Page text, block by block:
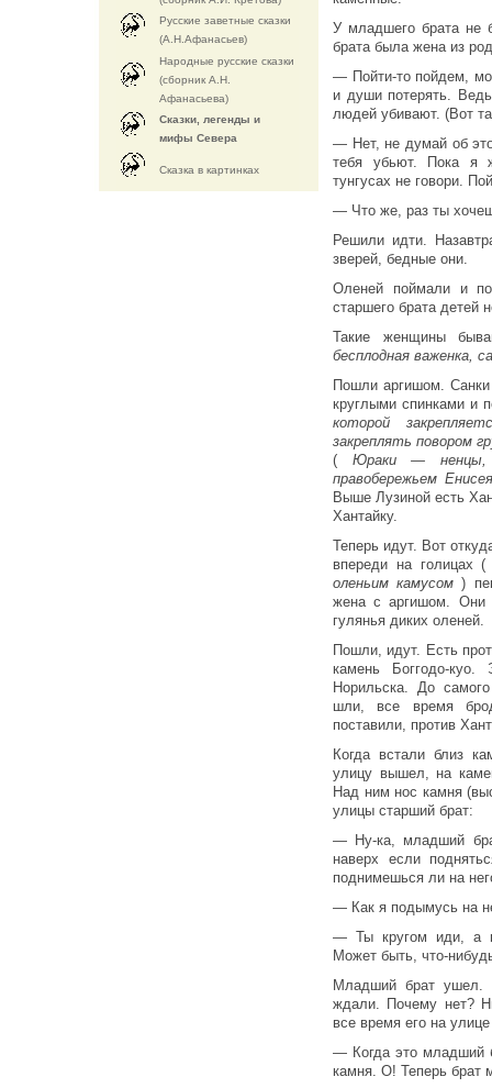
У младшего брата не
брата была жена из
— Пойти-то пойдем,
и души потерять.
людей убивают. (Вот
— Нет, не думай об
тебя убьют. Пока я
тунгусах не говори.
— Что же, раз ты
Решили идти.
зверей, бедные они.
Оленей поймали и
старшего брата детей
Такие женщины
бесплодная важенка,
Пошли аргишом. Санки
круглыми спинками и
которой
закреплять повором
( Юраки — ненцы,
правобережьем
Выше Лузиной есть
Хантайку.
Теперь идут. Вот
впереди на голицах
оленьим камусом)
жена с аргишом. Они
гулянья диких оленей.
Пошли, идут. Есть
камень Боггодо-
Норильска. До
шли, все время
поставили, против
Когда встали близ
улицу вышел, на
Над ним нос камня
улицы старший брат:
— Ну-ка, младший
наверх если
поднимешься ли на
— Как я подымусь на
— Ты кругом иди, а
Может быть, что-
Младший брат ушел.
ждали. Почему нет?
все время его на
— Когда это младший
камня. О! Теперь брат
Русские заветные сказки
(А.Н.Афанасьев)
Народные русские сказки
(сборник А.Н.
Афанасьева)
Сказки, легенды и
мифы Севера
Cказка в картинках